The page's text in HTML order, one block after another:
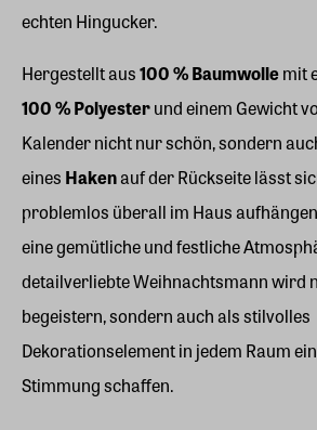
echten Hingucker.
Hergestellt aus100 % Baumwollemit
100 % Polyesterund einem Gewicht
Kalender nicht nur schön, sondern
eines Hakenauf der Rückseite lässt
problemlos überall im Haus
eine gemütliche und festliche
detailverliebte Weihnachtsmann wird
begeistern, sondern auch als stilvolles
Dekorationselement in jedem Raum
Stimmung schaffen.